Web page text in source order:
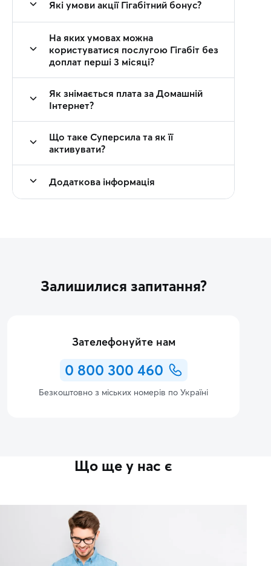
Які умови акції Гігабітний бонус?
На яких умовах можна
користуватися послугою Гігабіт без
доплат перші 3 місяці?
Як знімається плата за Домашній
Інтернет?
Що таке Суперсила та як її
активувати?
Додаткова інформація
Залишилися запитання?
Зателефонуйте нам
0 800 300 460
Безкоштовно з міських номерів по Україні
Що ще у нас є